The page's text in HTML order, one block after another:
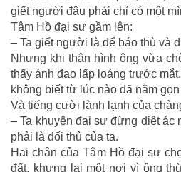
giết người đâu phải chỉ có một
Tâm Hồ đại sư gầm lên:
– Ta giết người là để báo thù và
Nhưng khi thân hình ông vừa
thấy ánh đao lấp loáng trước
không biết từ lúc nào đã nằm
Và tiếng cười lành lạnh của
– Ta khuyên đại sư đừng diệt ác
phải là đối thủ của ta.
Hai chân của Tâm Hồ đại sư
đất, khựng lại một nơi vì ông